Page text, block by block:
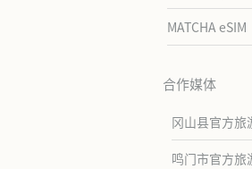
MATCHA eSIM
合作媒体
冈山县官方旅
鸣门市官方旅